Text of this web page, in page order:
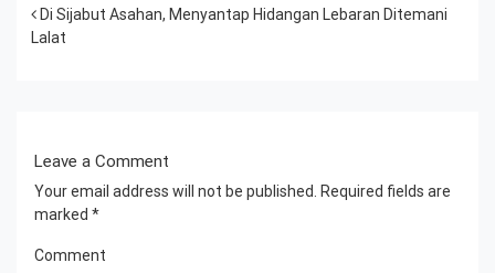
Post navigation
Di Sijabut Asahan, Menyantap Hidangan Lebaran Ditemani
Lalat
Leave a Comment
Your email address will not be published.
Required fields are
marked *
Comment